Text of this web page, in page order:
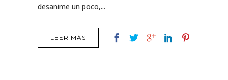
desanime un poco,...
LEER MÁS